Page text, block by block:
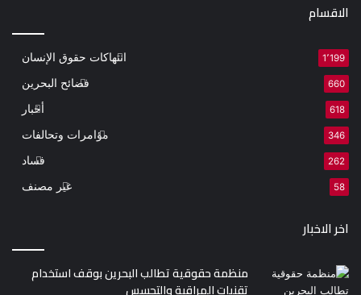
الاقسام
انتهاكات حقوق الإنسان 1٬199
فضائح البحرين 660
أخبار 618
مؤامرات وتحالفات 346
فساد 262
غير مصنف 58
اخر الاخبار
منظمة حقوقية تطالب البحرين بوقف استخدام
تقنيات المراقبة والتجسس